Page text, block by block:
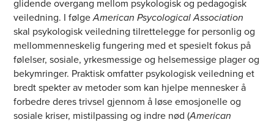
glidende overgang mellom psykologisk og pedagogisk
veiledning. I følgeAmerican Psycological Association
skal psykologisk veiledning tilrettelegge for personlig og
mellommenneskelig fungering med et spesielt fokus på
følelser, sosiale, yrkesmessige og helsemessige plager og
bekymringer. Praktisk omfatter psykologisk veiledning et
bredt spekter av metoder som kan hjelpe mennesker å
forbedre deres trivsel gjennom å løse emosjonelle og
sosiale kriser, mistilpassing og indre nød (American